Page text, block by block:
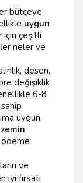
bütçeye
uygun
için çeşitli
neler ve
desen,
değişiklik
6-8
uygun,
ve
iyi fırsatı